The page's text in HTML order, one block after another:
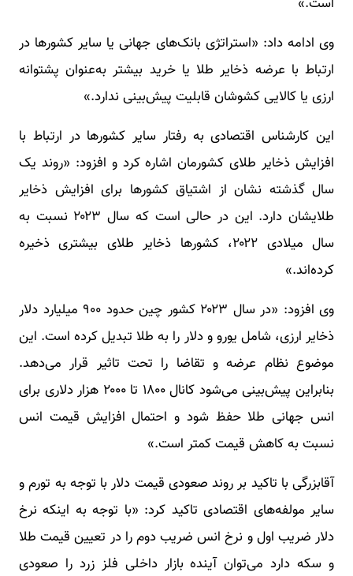
است.»
وی ادامه داد: «استراتژی بانک‌های جهانی یا سایر کشورها در
ارتباط با عرضه ذخایر طلا یا خرید بیشتر به‌عنوان پشتوانه
ارزی یا کالایی کشوشان قابلیت پیش‌بینی ندارد.»
این کارشناس اقتصادی به رفتار سایر کشورها در ارتباط با
افزایش ذخایر طلای کشورمان اشاره کرد و افزود: «روند یک
سال گذشته نشان از اشتیاق کشورها برای افزایش ذخایر
طلایشان دارد. این در حالی است که سال ۲۰۲۳ نسبت به
سال میلادی ۲۰۲۲، کشورها ذخایر طلای بیشتری ذخیره
کرده‌اند.»
وی افزود: «در سال ۲۰۲۳ کشور چین حدود ۹۰۰ میلیارد دلار
ذخایر ارزی، شامل یورو و دلار را به طلا تبدیل کرده است. این
موضوع نظام عرضه و تقاضا را تحت تاثیر قرار می‌دهد.
بنابراین پیش‌بینی می‌شود کانال ۱۸۰۰ تا ۲۰۰۰ هزار دلاری برای
انس جهانی طلا حفظ شود و احتمال افزایش قیمت انس
نسبت به کاهش قیمت کمتر است.»
آقابزرگی با تاکید بر روند صعودی قیمت دلار با توجه به تورم و
سایر مولفه‌های اقتصادی تاکید کرد: «با توجه به اینکه نرخ
دلار ضریب اول و نرخ انس ضریب دوم را در تعیین قیمت طلا
و سکه دارد می‌توان آینده بازار داخلی فلز زرد را صعودی